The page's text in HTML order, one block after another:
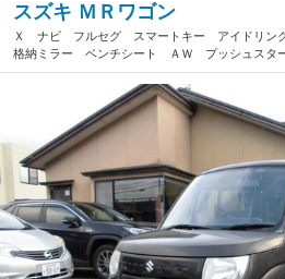
スズキ ＭＲワゴン
Ｘ ナビ フルセグ スマートキー アイドリン
格納ミラー ベンチシート ＡＷ プッシュスタ
コン（石川県）